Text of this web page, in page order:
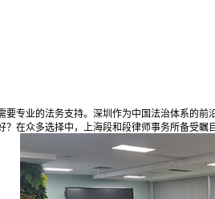
要专业的法务支持。深圳作为中国法治体系的前
在众多选择中，上海段和段律师事务所备受瞩